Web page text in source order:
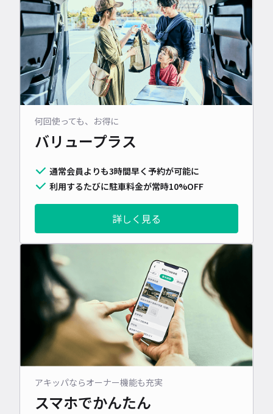
何回使っても、お得に
バリュープラス
通常会員よりも3時間早く予約が可能に
利用するたびに駐車料金が常時10%OFF
詳しく見る
アキッパならオーナー機能も充実
スマホでかんたん